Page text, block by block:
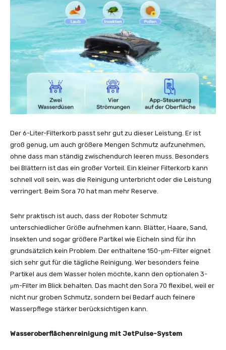
Der 6-Liter-Filterkorb passt sehr gut zu dieser Leistung. Er ist
groß genug, um auch größere Mengen Schmutz aufzunehmen,
ohne dass man ständig zwischendurch leeren muss. Besonders
bei Blättern ist das ein großer Vorteil. Ein kleiner Filterkorb kann
schnell voll sein, was die Reinigung unterbricht oder die Leistung
verringert. Beim Sora 70 hat man mehr Reserve.
Sehr praktisch ist auch, dass der Roboter Schmutz
unterschiedlicher Größe aufnehmen kann. Blätter, Haare, Sand,
Insekten und sogar größere Partikel wie Eicheln sind für ihn
grundsätzlich kein Problem. Der enthaltene 150-μm-Filter eignet
sich sehr gut für die tägliche Reinigung. Wer besonders feine
Partikel aus dem Wasser holen möchte, kann den optionalen 3-
μm-Filter im Blick behalten. Das macht den Sora 70 flexibel, weil er
nicht nur groben Schmutz, sondern bei Bedarf auch feinere
Wasserpflege stärker berücksichtigen kann.
Wasseroberflächenreinigung mit JetPulse-System